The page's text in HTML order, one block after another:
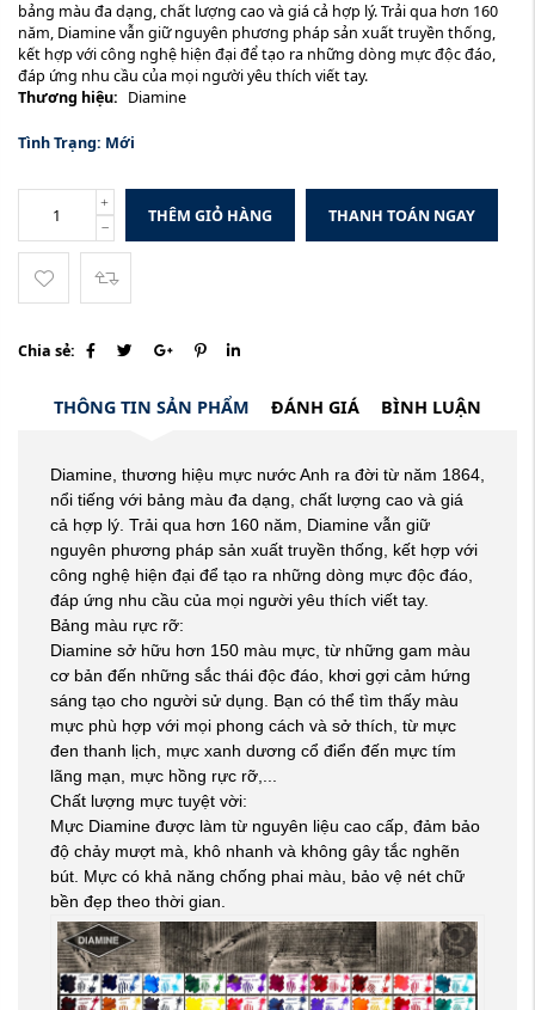
bảng màu đa dạng, chất lượng cao và giá cả hợp lý. Trải qua hơn 160
năm, Diamine vẫn giữ nguyên phương pháp sản xuất truyền thống,
kết hợp với công nghệ hiện đại để tạo ra những dòng mực độc đáo,
đáp ứng nhu cầu của mọi người yêu thích viết tay.
Thương hiệu: Diamine
Tình Trạng: Mới
THÊM GIỎ HÀNG THANH TOÁN NGAY
Chia sẻ:
THÔNG TIN SẢN PHẨM ĐÁNH GIÁ BÌNH LUẬN
Diamine, thương hiệu mực nước Anh ra đời từ năm 1864,
nổi tiếng với bảng màu đa dạng, chất lượng cao và giá
cả hợp lý. Trải qua hơn 160 năm, Diamine vẫn giữ
nguyên phương pháp sản xuất truyền thống, kết hợp với
công nghệ hiện đại để tạo ra những dòng mực độc đáo,
đáp ứng nhu cầu của mọi người yêu thích viết tay.
Bảng màu rực rỡ:
Diamine sở hữu hơn 150 màu mực, từ những gam màu
cơ bản đến những sắc thái độc đáo, khơi gợi cảm hứng
sáng tạo cho người sử dụng. Bạn có thể tìm thấy màu
mực phù hợp với mọi phong cách và sở thích, từ mực
đen thanh lịch, mực xanh dương cổ điển đến mực tím
lãng mạn, mực hồng rực rỡ,...
Chất lượng mực tuyệt vời:
Mực Diamine được làm từ nguyên liệu cao cấp, đảm bảo
độ chảy mượt mà, khô nhanh và không gây tắc nghẽn
bút. Mực có khả năng chống phai màu, bảo vệ nét chữ
bền đẹp theo thời gian.